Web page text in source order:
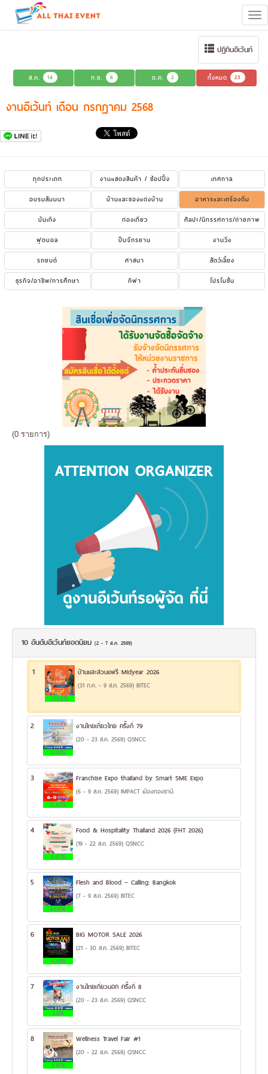
ปฏิทินอีเว้นท์
ส.ค. 14 ก.ย. 6 ต.ค. 2 ทั้งหมด 23
งานอีเว้นท์ เดือน กรกฎาคม 2568
ทุกประเภท งานแสดงสินค้า / ช้อปปิ้ง
เทศกาล
อบรมสัมมนา
บ้านและของแต่งบ้าน
อาหารและเครื่องดื่ม
บันเทิง
ท่องเที่ยว
ศิลปะ/นิทรรศการ/ถ่ายภาพ
ฟุตบอล
ปั่นจักรยาน
งานวิ่ง
รถยนต์
ศาสนา
สัตว์เลี้ยง
ธุรกิจ/อาชีพ/การศึกษา
กีฬา โปรโมชั่น
(0 รายการ)
10 อันดับอีเว้นท์ยอดนิยม (2 - 7 ส.ค. 2569)
1
21.53%
บ้านและสวนแฟร์ Midyear 2026
(31 ก.ค. - 9 ส.ค. 2569) BITEC
2
13.91%
งานไทยเที่ยวไทย ครั้งที่ 79
(20 - 23 ส.ค. 2569) QSNCC
3
12.67%
Franchise Expo thailand by Smart SME Expo
(6 - 9 ส.ค. 2569) IMPACT เมืองทองธานี
4
6.67%
Food & Hospitality Thailand 2026 (FHT 2026)
(19 - 22 ส.ค. 2569) QSNCC
5
6.05%
Flesh and Blood – Calling: Bangkok
(7 - 9 ส.ค. 2569) BITEC
6
4.24%
BIG MOTOR SALE 2026
(21 - 30 ส.ค. 2569) BITEC
7
3.8%
งานไทยเที่ยวนอก ครั้งที่ 8
(20 - 23 ส.ค. 2569) QSNCC
8
3.16%
Wellness Travel Fair #1
(20 - 22 ส.ค. 2569) QSNCC